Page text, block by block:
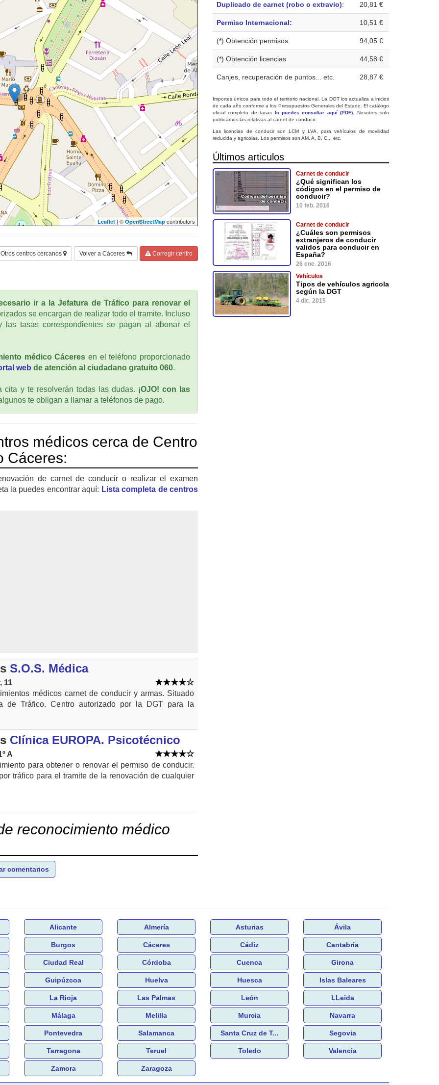
Leaflet | © OpenStreetMap contributors
Otros centros cercanos Volver a Cáceres Corregir centro
ir a la Jefatura de Tráfico para renovar el
se encargan de realizar todo el tramite. Incluso
tasas correspondientes se pagan al abonar el
médico Cáceres en el teléfono proporcionado
web de atención al ciudadano gratuito 060.
cita y te resolverán todas las dudas. ¡OJO! con las
te obligan a llamar a teléfonos de pago.
médicos cerca de Centro
Cáceres:
de carnet de conducir o realizar el examen
la puedes encontrar aquí: Lista completa de centros
S.O.S. Médica
11
médicos carnet de conducir y armas. Situado
de Tráfico. Centro autorizado por la DGT para la
Clínica EUROPA. Psicotécnico
A
para obtener o renovar el permiso de conducir.
tráfico para el tramite de la renovación de cualquier
reconocimiento médico
comentarios
Duplicado de carnet (robo o extravio): 20,81 €
Permiso Internacional: 10,51 €
(*) Obtención permisos 94,05 €
(*) Obtención licencias 44,58 €
Canjes, recuperación de puntos... etc. 28,87 €
Importes únicos para todo el territorio nacional. La DGT los actualiza a inicios
de cada año conforme a los Presupuestos Generales del Estado. El catálogo
oficial completo de tasas lo puedes consultar aquí (PDF) . Nosotros solo
publicamos las relativas al carnet de conducir.
Las licencias de conducir son LCM y LVA, para vehículos de movilidad
reducida y agricolas. Los permisos son AM, A, B, C... etc.
Últimos articulos
Carnet de conducir
¿Qué significan los
códigos en el permiso de
conducir?
10 feb. 2016
Carnet de conducir
¿Cuáles son permisos
extranjeros de conducir
validos para conducir en
España?
26 ene. 2016
Vehículos
Tipos de vehículos agricola
según la DGT
4 dic. 2015
Alicante Almería Asturias Ávila
Burgos Cáceres Cádiz Cantabria
Ciudad Real Córdoba Cuenca Girona
Guipúzcoa Huelva Huesca Islas Baleares
La Rioja Las Palmas León LLeida
Málaga Melilla Murcia Navarra
Pontevedra Salamanca Santa Cruz de T... Segovia
Tarragona Teruel Toledo Valencia
Zamora Zaragoza